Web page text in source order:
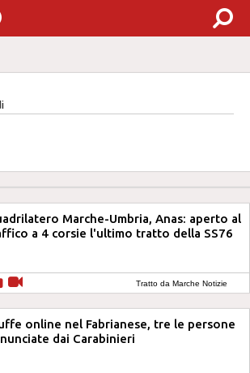
Marche-Umbria, Anas: aperto al
a 4 corsie l'ultimo tratto della SS76
Tratto da Marche Notizie
online nel Fabrianese, tre le persone
dai Carabinieri